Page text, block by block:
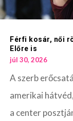
Férfi kosár, női
Előre is
júl 30, 2026
A szerb
amerikai
a center